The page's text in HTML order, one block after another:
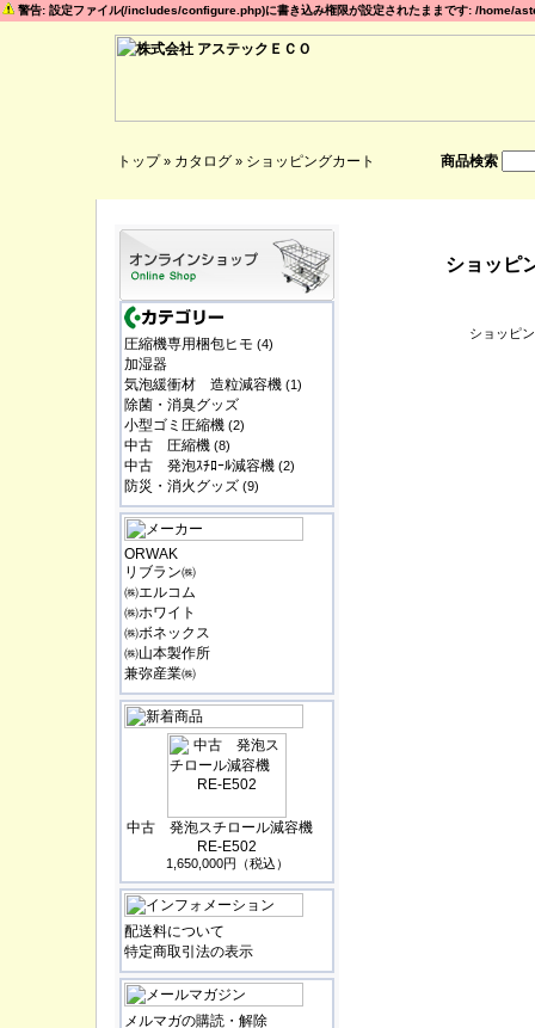
警告: 設定ファイル(/includes/configure.php)に書き込み権限が設定されたままです: /
トップ» カタログ » ショッピングカート 商品検索
圧縮機専用梱包ヒモ (4)
加湿器
気泡緩衝材 造粒減容機 (1)
除菌・消臭グッズ
小型ゴミ圧縮機 (2)
中古 圧縮機 (8)
中古 発泡ｽﾁﾛｰﾙ減容機 (2)
防災・消火グッズ (9)
ORWAK
リブラン㈱
㈱エルコム
㈱ホワイト
㈱ボネックス
㈱山本製作所
兼弥産業㈱
中古 発泡スチロール減容機
RE-E502
1,650,000円（税込）
配送料について
特定商取引法の表示
メルマガの購読・解除
ショッピ
ショッピ